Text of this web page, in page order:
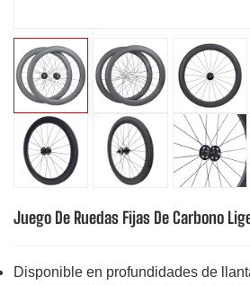
Juego De Ruedas Fijas De Carbono
Disponible en profundidades de